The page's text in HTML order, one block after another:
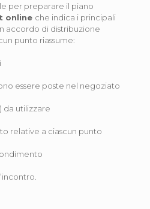
per preparare il piano
online che indica i principali
accordo di distribuzione
punto riassume:
essere poste nel negoziato
da utilizzare
relative a ciascun punto